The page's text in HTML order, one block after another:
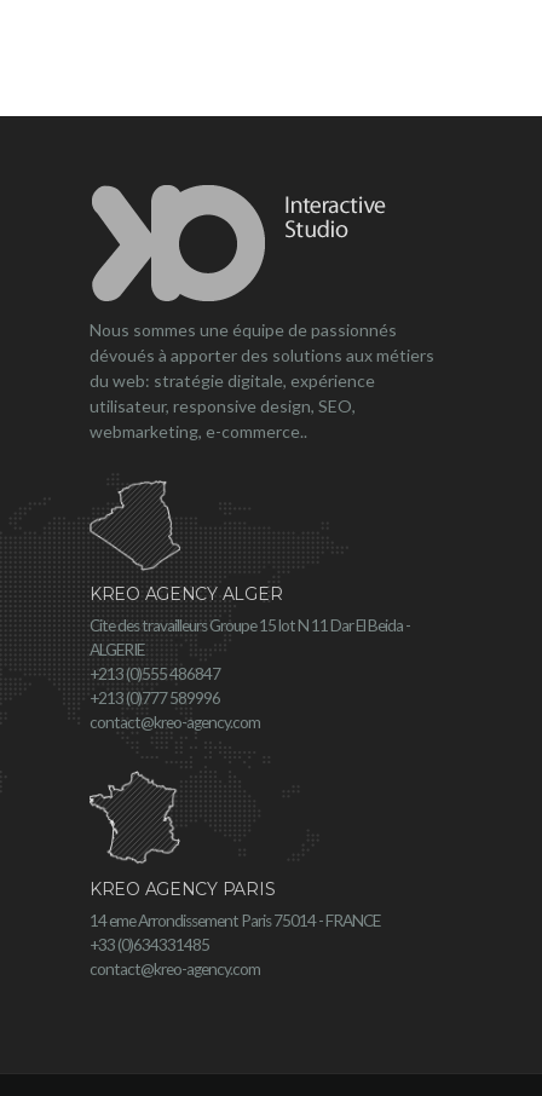
Nous sommes une équipe de passionnés
dévoués à apporter des solutions aux métiers
du web: stratégie digitale, expérience
utilisateur, responsive design, SEO,
webmarketing, e-commerce..
KREO AGENCY ALGER
Cite des travailleurs Groupe 15 lot N 11 Dar El Beida -
ALGERIE
+213 (0)555 486847
+213 (0)777 589996
contact@kreo-agency.com
KREO AGENCY PARIS
14 eme Arrondissement Paris 75014 - FRANCE
+33 (0)634331485
contact@kreo-agency.com